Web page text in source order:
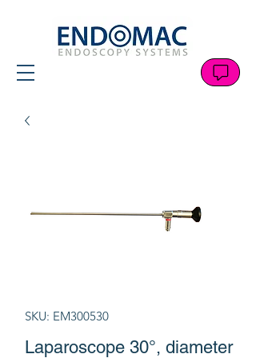
SKU: EM300530
Laparoscope 30°, diameter